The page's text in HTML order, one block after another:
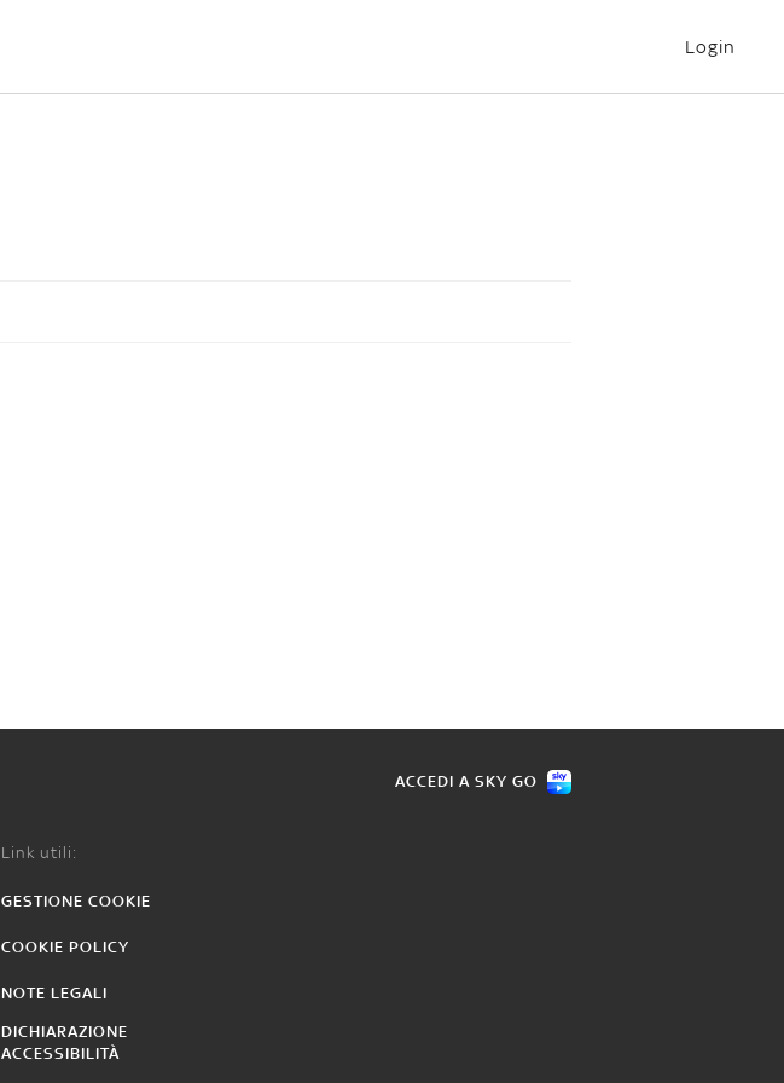
Login
ACCEDI A SKY GO
Link utili:
GESTIONE COOKIE
COOKIE POLICY
NOTE LEGALI
DICHIARAZIONE
ACCESSIBILITÀ